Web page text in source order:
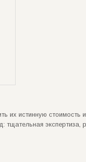
их истинную стоимость
экспертиза,